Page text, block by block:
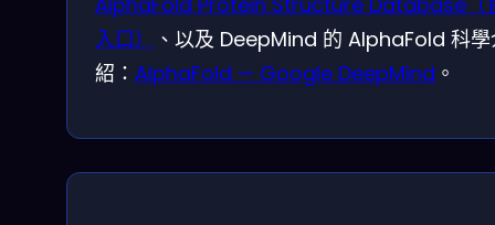
入口）
、以及 DeepMind 的 AlphaFold 科
紹： AlphaFold — Google DeepMind 。